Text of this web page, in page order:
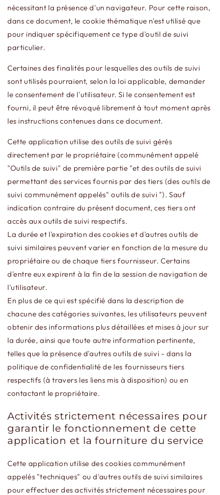
nécessitant la présence d'un navigateur. Pour cette raison,
dans ce document, le cookie thématique n'est utilisé que
pour indiquer spécifiquement ce type d'outil de suivi
particulier.
Certaines des finalités pour lesquelles des outils de suivi
sont utilisés pourraient, selon la loi applicable, demander
le consentement de l'utilisateur. Si le consentement est
fourni, il peut être révoqué librement à tout moment après
les instructions contenues dans ce document.
Cette application utilise des outils de suivi gérés
directement par le propriétaire (communément appelé
"Outils de suivi" de première partie "et des outils de suivi
permettant des services fournis par des tiers (des outils de
suivi communément appelés" outils de suivi "). Sauf
indication contraire du présent document, ces tiers ont
accès aux outils de suivi respectifs.
La durée et l'expiration des cookies et d'autres outils de
suivi similaires peuvent varier en fonction de la mesure du
propriétaire ou de chaque tiers fournisseur. Certains
d'entre eux expirent à la fin de la session de navigation de
l'utilisateur.
En plus de ce qui est spécifié dans la description de
chacune des catégories suivantes, les utilisateurs peuvent
obtenir des informations plus détaillées et mises à jour sur
la durée, ainsi que toute autre information pertinente,
telles que la présence d'autres outils de suivi - dans la
politique de confidentialité de les fournisseurs tiers
respectifs (à travers les liens mis à disposition) ou en
contactant le propriétaire.
Activités strictement nécessaires pour
garantir le fonctionnement de cette
application et la fourniture du service
Cette application utilise des cookies communément
appelés "techniques" ou d'autres outils de suivi similaires
pour effectuer des activités strictement nécessaires pour